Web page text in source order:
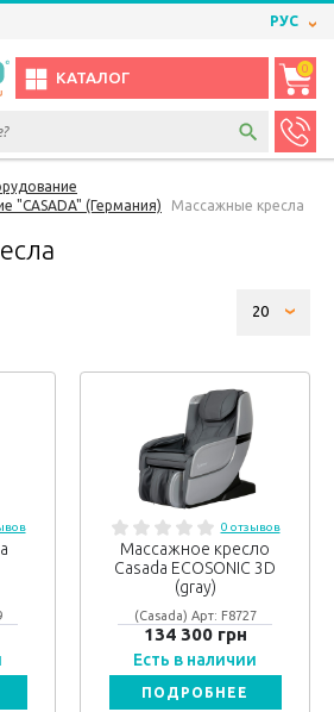
РУС
КАТАЛОГ
0
"CASADA" (Германия)
Массажные кресла
0 отзывов
Массажное кресло
Casada ECOSONIC 3D
(gray)
(Casada) Арт: F8727
134 300 грн
Есть в наличии
ПОДРОБНЕЕ